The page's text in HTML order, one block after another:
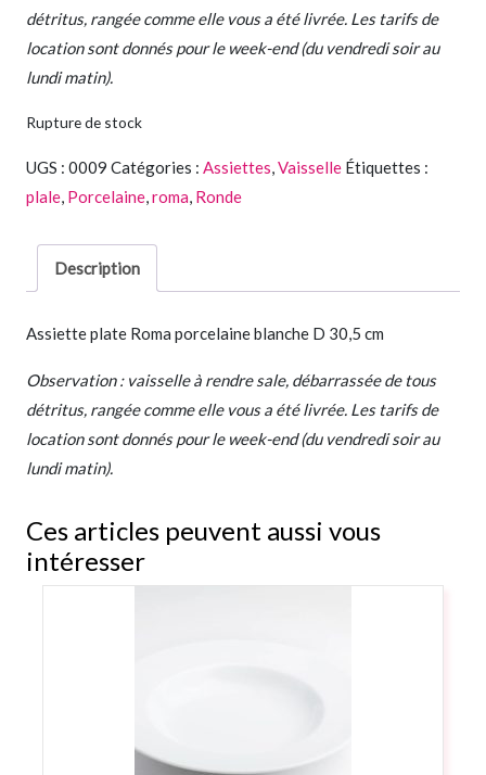
détritus, rangée comme elle vous a été livrée. Les tarifs de
location sont donnés pour le week-end (du vendredi soir au
lundi matin).
Rupture de stock
UGS : 0009 Catégories : Assiettes,Vaisselle Étiquettes :
plale, Porcelaine,roma, Ronde
Description
Assiette plate Roma porcelaine blanche D 30,5 cm
Observation : vaisselle à rendre sale, débarrassée de tous
détritus, rangée comme elle vous a été livrée. Les tarifs de
location sont donnés pour le week-end (du vendredi soir au
lundi matin).
Ces articles peuvent aussi vous
intéresser